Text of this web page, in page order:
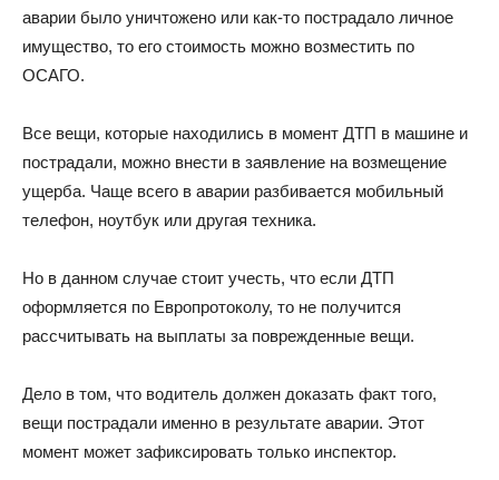
аварии было уничтожено или как-то пострадало личное
имущество, то его стоимость можно возместить по
ОСАГО.
Все вещи, которые находились в момент ДТП в машине и
пострадали, можно внести в заявление на возмещение
ущерба. Чаще всего в аварии разбивается мобильный
телефон, ноутбук или другая техника.
Но в данном случае стоит учесть, что если ДТП
оформляется по Европротоколу, то не получится
рассчитывать на выплаты за поврежденные вещи.
Дело в том, что водитель должен доказать факт того,
вещи пострадали именно в результате аварии. Этот
момент может зафиксировать только инспектор.